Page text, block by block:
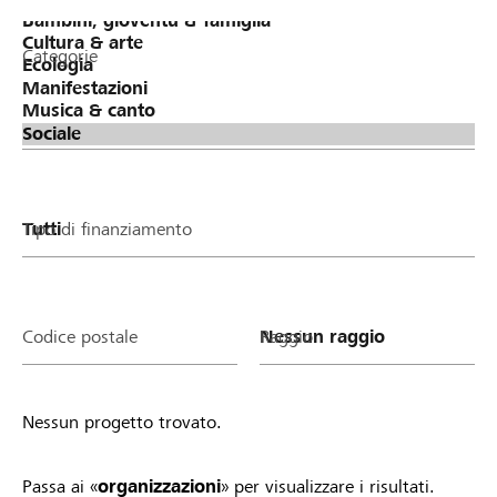
Categorie
Tipo di finanziamento
Codice postale Raggio
Nessun progetto trovato.
Passa ai «organizzazioni» per visualizzare i risultati.